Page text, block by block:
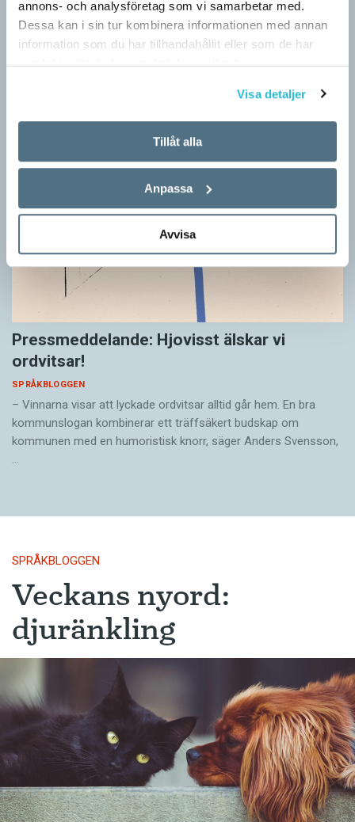
annons- och analysföretag som vi samarbetar med.
Dessa kan i sin tur kombinera informationen med annan
information som du har tillhandahållit eller som de har
samlat in när du har använt deras tjänster.
Visa detaljer
Tillåt alla
Anpassa
Avvisa
Pressmeddelande: Hjovisst älskar vi
ordvitsar!
SPRÅKBLOGGEN
– Vinnarna visar att lyckade ordvitsar alltid går hem. En bra
kommunslogan kombinerar ett träffsäkert budskap om
kommunen med en humoristisk knorr, säger Anders Svensson,
…
SPRÅKBLOGGEN
Veckans nyord:
djuränkling